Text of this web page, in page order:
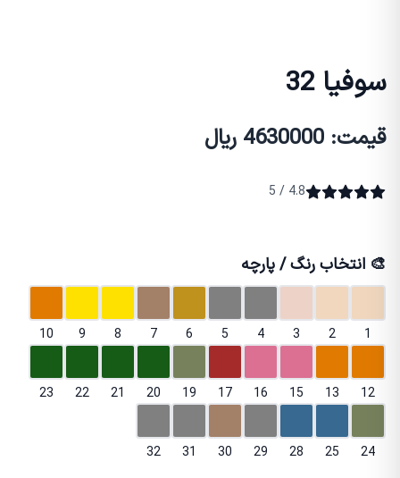
سوفیا 32
قیمت: 4630000 ریال
4.8 / 5
🎨 انتخاب رنگ / پارچه
1
2
3
4
5
6
7
8
9
10
12
13
15
16
17
19
20
21
22
23
24
25
28
29
30
31
32